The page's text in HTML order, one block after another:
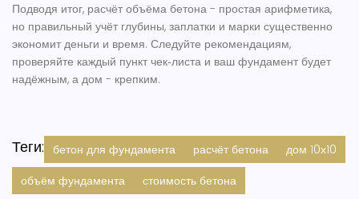
Подводя итог, расчёт объёма бетона - простая арифметика,
но правильный учёт глубины, заплатки и марки существенно
экономит деньги и время. Следуйте рекомендациям,
проверяйте каждый пункт чек‑листа и ваш фундамент будет
надёжным, а дом - крепким.
Теги: бетон для фундамента расчёт бетона
дом 10х10
объём фундамента
стоимость бетона